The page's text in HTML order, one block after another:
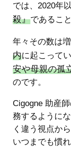
では、2020年
殺』であるこ
年々その数は
内に起こって
安や母親の孤
のです。
Cigogne 助産
務するように
く違う視点か
いつまでも慣